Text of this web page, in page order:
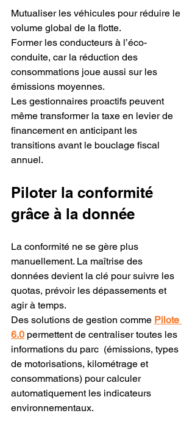
Mutualiser les véhicules pour réduire le
volume global de la flotte.
Former les conducteurs à l’éco-
conduite, car la réduction des
consommations joue aussi sur les
émissions moyennes.
Les gestionnaires proactifs peuvent
même transformer la taxe en levier de
financement en anticipant les
transitions avant le bouclage fiscal
annuel.
Piloter la conformité
grâce à la donnée
La conformité ne se gère plus
manuellement. La maîtrise des
données devient la clé pour suivre les
quotas, prévoir les dépassements et
agir à temps.
Des solutions de gestion comme Pilote
6.0 permettent de centraliser toutes les
informations du parc  (émissions, types
de motorisations, kilométrage et
consommations) pour calculer
automatiquement les indicateurs
environnementaux.